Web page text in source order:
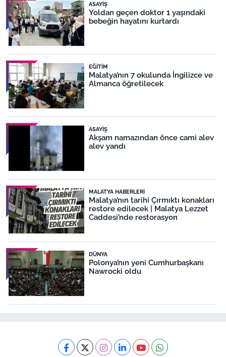
ASAYIŞ
Yoldan geçen doktor 1 yaşındaki
bebeğin hayatını kurtardı
EĞITIM
Malatya’nın 7 okulunda İngilizce ve
Almanca öğretilecek
ASAYIŞ
Akşam namazından önce cami alev
alev yandı
MALATYA HABERLERI
Malatya’nın tarihi Çırmıktı konakları
restore edilecek | Malatya Lezzet
Caddesi’nde restorasyon
DÜNYA
Polonya’nın yeni Cumhurbaşkanı
Nawrocki oldu